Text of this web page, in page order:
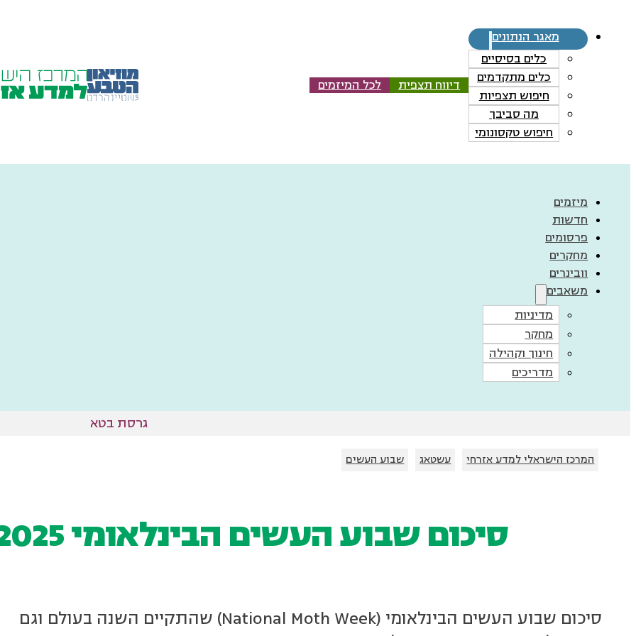
מאגר הנתונים
כלים בסיסיים
כלים מתקדמים
חיפוש תצפיות
מה סביבך
חיפוש טקסונומי
דיווח תצפית לכל המיזמים
מיזמים
חדשות
פרסומים
מחקרים
וובינרים
משאבים
מדיניות
מחקר
חינוך וקהילה
מדריכים
גרסת בטא
המרכז הישראלי למדע אזרחי עשטאג שבוע העשים
סיכום שבוע העשים הבינלאומי 2025
סיכום שבוע העשים הבינלאומי (National Moth Week) שהתקיים השנה בעולם וגם